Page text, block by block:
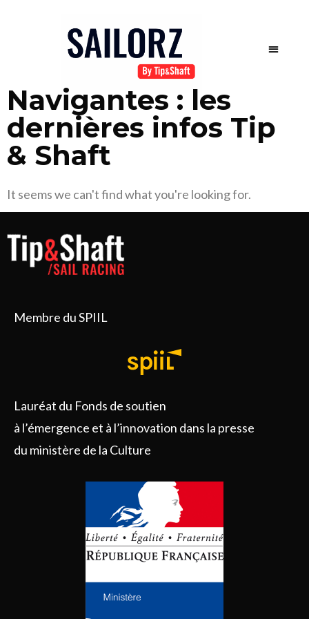
Navigantes : les
dernières infos Tip
& Shaft
It seems we can't find what you're looking for.
Membre du SPIIL
Lauréat du Fonds de soutien
à l’émergence et à l’innovation dans la presse
du ministère de la Culture